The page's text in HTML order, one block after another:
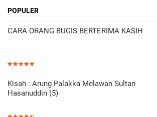
POPULER
CARA ORANG BUGIS BERTERIMA KASIH
Kisah : Arung Palakka Melawan Sultan
Hasanuddin (5)